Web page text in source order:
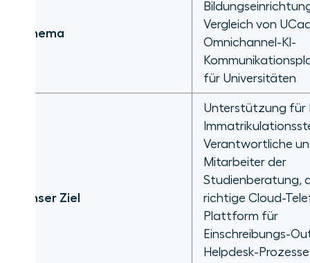
Vergleich zwischen Omnichannel-
Studenteninteraktionen und
Kampagnenmanagement für die
Sicherheit, FERPA-Compliance und
Data Governance
Thema
Vergleich von
Omnichannel-KI-
für Universitäten
Unser Ziel
Unterstützung für
Verantwortliche
Mitarbeiter der
Studienberatung,
richtige Cloud-
Plattform für
Einschreibungs-
Helpdesk-